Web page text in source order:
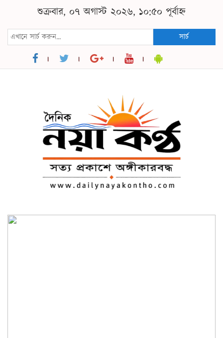
শুক্রবার, ০৭ অগাস্ট ২০২৬, ১০:৫০ পূর্বাহ্ন
সার্চ